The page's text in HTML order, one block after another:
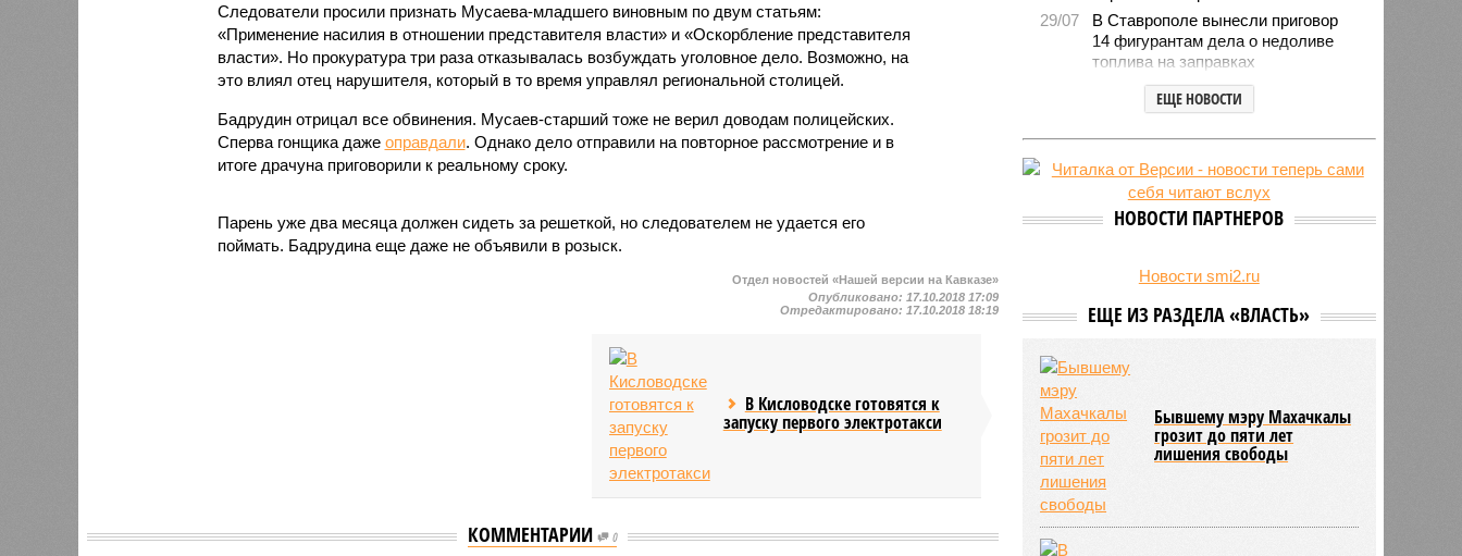
Следователи просили признать Мусаева-младшего виновным по двум статьям:
«Применение насилия в отношении представителя власти» и «Оскорбление представителя
власти». Но прокуратура три раза отказывалась возбуждать уголовное дело. Возможно, на
это влиял отец нарушителя, который в то время управлял региональной столицей.
Бадрудин отрицал все обвинения. Мусаев-старший тоже не верил доводам полицейских.
Сперва гонщика даже оправдали. Однако дело отправили на повторное рассмотрение и в
итоге драчуна приговорили к реальному сроку.
Парень уже два месяца должен сидеть за решеткой, но следователем не удается его
поймать. Бадрудина еще даже не объявили в розыск.
Отдел новостей «Нашей версии на Кавказе»
Опубликовано: 17.10.2018 17:09
Отредактировано: 17.10.2018 18:19
В Кисловодске готовятся к
запуску первого электротакси
КОММЕНТАРИИ 0
29/07
В Ставрополе вынесли приговор
14 фигурантам дела о недоливе
топлива на заправках
Продажи подержанных авто в
СКФО сократились в 2026 году
28/07
Авиалесоохрана предупредила о
на Северном Кавказе в августе
Кисловодский пляж стал первым
на Ставрополье обладателем
Республики СКФО замкнули
обороту розничной торговли
ЕЩЕ НОВОСТИ
НОВОСТИ ПАРТНЕРОВ
Новости smi2.ru
ЕЩЕ ИЗ РАЗДЕЛА «ВЛАСТЬ»
Бывшему мэру Махачкалы
грозит до пяти лет
лишения свободы